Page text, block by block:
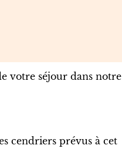
votre séjour dans notre
cendriers prévus à cet